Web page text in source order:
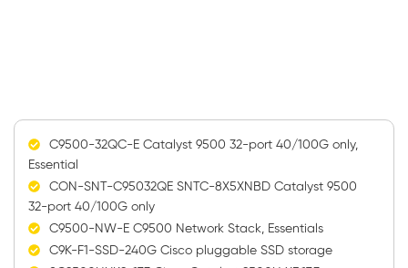
C9500-32QC-E Catalyst 9500 32-port 40/100G only,
Essential
CON-SNT-C95032QE SNTC-8X5XNBD Catalyst 9500
32-port 40/100G only
C9500-NW-E C9500 Network Stack, Essentials
C9K-F1-SSD-240G Cisco pluggable SSD storage